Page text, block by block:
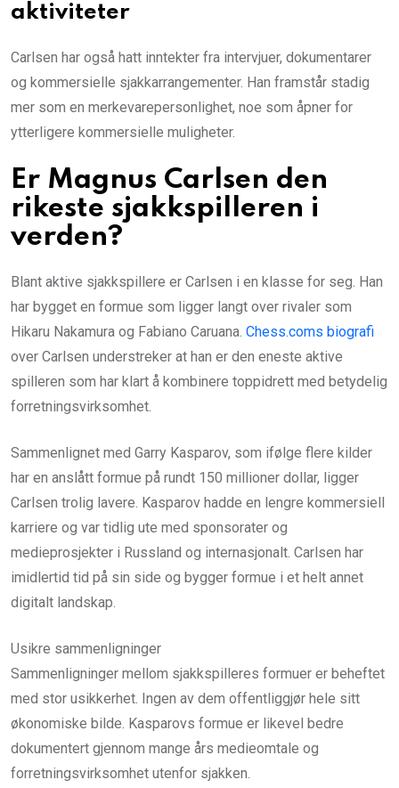
aktiviteter
Carlsen har også hatt inntekter fra intervjuer, dokumentarer
og kommersielle sjakkarrangementer. Han framstår stadig
mer som en merkevarepersonlighet, noe som åpner for
ytterligere kommersielle muligheter.
Er Magnus Carlsen den
rikeste sjakkspilleren i
verden?
Blant aktive sjakkspillere er Carlsen i en klasse for seg. Han
har bygget en formue som ligger langt over rivaler som
Hikaru Nakamura og Fabiano Caruana. Chess.coms biografi
over Carlsen understreker at han er den eneste aktive
spilleren som har klart å kombinere toppidrett med betydelig
forretningsvirksomhet.
Sammenlignet med Garry Kasparov, som ifølge flere kilder
har en anslått formue på rundt 150 millioner dollar, ligger
Carlsen trolig lavere. Kasparov hadde en lengre kommersiell
karriere og var tidlig ute med sponsorater og
medieprosjekter i Russland og internasjonalt. Carlsen har
imidlertid tid på sin side og bygger formue i et helt annet
digitalt landskap.
Usikre sammenligninger
Sammenligninger mellom sjakkspilleres formuer er beheftet
med stor usikkerhet. Ingen av dem offentliggjør hele sitt
økonomiske bilde. Kasparovs formue er likevel bedre
dokumentert gjennom mange års medieomtale og
forretningsvirksomhet utenfor sjakken.